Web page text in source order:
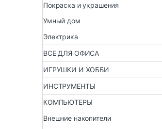
Покраска и украшения
Умный дом
Электрика
ВСЕ ДЛЯ ОФИСА
ИГРУШКИ И ХОББИ
ИНСТРУМЕНТЫ
КОМПЬЮТЕРЫ
Внешние накопители